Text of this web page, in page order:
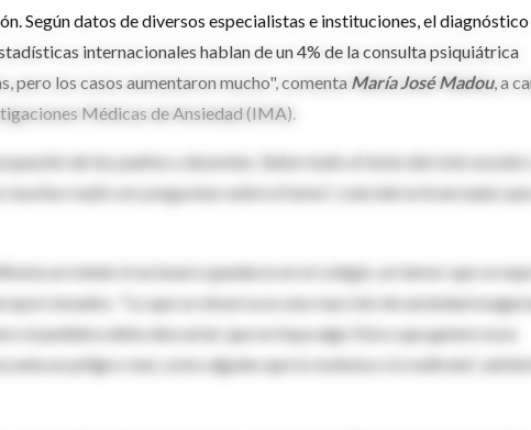
Según datos de diversos especialistas e instituciones, el
internacionales hablan de un 4% de la consulta psiquiátrica
pero los casos aumentaron mucho", comenta María José Madou, a
Médicas de Ansiedad (IMA).
de los padres y docentes. Sobre todo al inicio del ciclo escolar
mails con preguntas sobre el tema"
, coincide la licenciada
un miedo irracional a quedarse en el colegio, un temor que se
"Lo que se observa es una reacción de ansiedad
el pediatra debe descartar que no haya algo físico que genere esos
un peligro real, como alguien que lo molesta o lo maltrata",